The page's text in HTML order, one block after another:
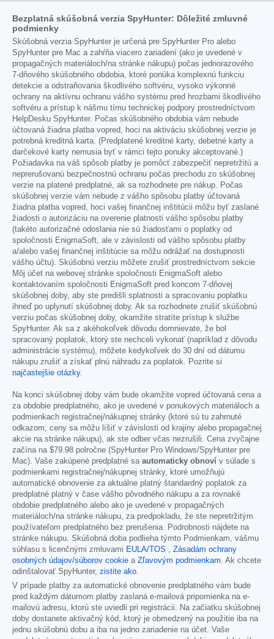
Bezplatná skúšobná verzia SpyHunter: Dôležité zmluvné
podmienky
Skúšobná verzia SpyHunter je určená pre SpyHunter Pro alebo
SpyHunter pre Mac a zahŕňa viacero zariadení (ako je uvedené v
propagačných materiáloch/na stránke nákupu) počas jednorazového
7-dňového skúšobného obdobia, ktoré ponúka komplexnú funkciu
detekcie a odstraňovania škodlivého softvéru, vysoko výkonné
ochrany na aktívnu ochranu vášho systému pred hrozbami škodlivého
softvéru a prístup k nášmu tímu technickej podpory prostredníctvom
HelpDesku SpyHunter. Počas skúšobného obdobia vám nebude
účtovaná žiadna platba vopred, hoci na aktiváciu skúšobnej verzie je
potrebná kreditná karta. (Predplatené kreditné karty, debetné karty a
darčekové karty nemusia byť v rámci tejto ponuky akceptované.)
Požiadavka na váš spôsob platby je pomôcť zabezpečiť nepretržitú a
neprerušovanú bezpečnostnú ochranu počas prechodu zo skúšobnej
verzie na platené predplatné, ak sa rozhodnete pre nákup. Počas
skúšobnej verzie vám nebude z vášho spôsobu platby účtovaná
žiadna platba vopred, hoci vašej finančnej inštitúcii môžu byť zaslané
žiadosti o autorizáciu na overenie platnosti vášho spôsobu platby
(takéto autorizačné odoslania nie sú žiadosťami o poplatky od
spoločnosti EnigmaSoft, ale v závislosti od vášho spôsobu platby
a/alebo vašej finančnej inštitúcie sa môžu odrážať na dostupnosti
vášho účtu). Skúšobnú verziu môžete zrušiť prostredníctvom sekcie
Môj účet na webovej stránke spoločnosti EnigmaSoft alebo
kontaktovaním spoločnosti EnigmaSoft pred koncom 7-dňovej
skúšobnej doby, aby ste predišli splatnosti a spracovaniu poplatku
ihneď po uplynutí skúšobnej doby. Ak sa rozhodnete zrušiť skúšobnú
verziu počas skúšobnej doby, okamžite stratíte prístup k službe
SpyHunter. Ak sa z akéhokoľvek dôvodu domnievate, že bol
spracovaný poplatok, ktorý ste nechceli vykonať (napríklad z dôvodu
administrácie systému), môžete kedykoľvek do 30 dní od dátumu
nákupu zrušiť a získať plnú náhradu za poplatok. Pozrite si
najčastejšie otázky.
Na konci skúšobnej doby vám bude okamžite vopred účtovaná cena a
za obdobie predplatného, ako je uvedené v ponukových materiáloch a
podmienkach registračnej/nákupnej stránky (ktoré sú tu zahrnuté
odkazom; ceny sa môžu líšiť v závislosti od krajiny alebo propagačnej
akcie na stránke nákupu), ak ste odber včas nezrušili. Cena zvyčajne
začína na $79.98 polročne (SpyHunter Pro Windows/SpyHunter pre
Mac). Vaše zakúpené predplatné sa automaticky obnoví v súlade s
podmienkami registračnej/nákupnej stránky, ktoré umožňujú
automatické obnovenie za aktuálne platný štandardný poplatok za
predplatné platný v čase vášho pôvodného nákupu a za rovnaké
obdobie predplatného alebo ako je uvedené v propagačných
materiáloch/na stránke nákupu, za predpokladu, že ste nepretržitým
používateľom predplatného bez prerušenia. Podrobnosti nájdete na
stránke nákupu. Skúšobná doba podlieha týmto Podmienkam, vášmu
súhlasu s licenčnými zmluvami EULA/TOS , Zásadám ochrany
osobných údajov/súborov cookie a Zľavovým podmienkam. Ak chcete
odinštalovať SpyHunter, zistite ako.
V prípade platby za automatické obnovenie predplatného vám bude
pred každým dátumom platby zaslaná e-mailová pripomienka na e-
mailovú adresu, ktorú ste uviedli pri registrácii. Na začiatku skúšobnej
doby dostanete aktivačný kód, ktorý je obmedzený na použitie iba na
jednu skúšobnú dobu a iba na jedno zariadenie na účet. Vaše